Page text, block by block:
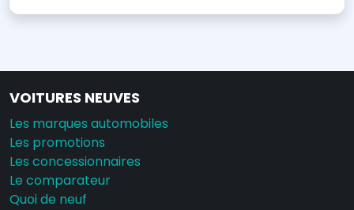
VOITURES NEUVES
Les marques automobiles
Les promotions
Les concessionnaires
Le comparateur
Quoi de neuf